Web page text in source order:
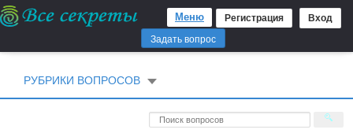
Регистрация Вход
Меню
Задать вопрос
РУБРИКИ ВОПРОСОВ